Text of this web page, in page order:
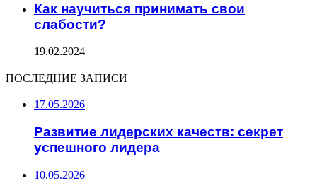
Как научиться принимать свои
слабости?
19.02.2024
ПОСЛЕДНИЕ ЗАПИСИ
17.05.2026
Развитие лидерских качеств: секрет
успешного лидера
10.05.2026